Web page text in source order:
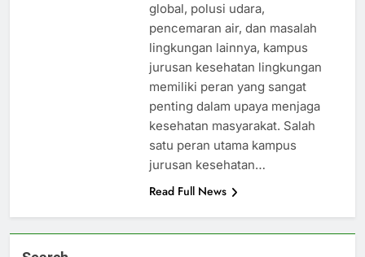
global, polusi udara,
pencemaran air, dan masalah
lingkungan lainnya, kampus
jurusan kesehatan lingkungan
memiliki peran yang sangat
penting dalam upaya menjaga
kesehatan masyarakat. Salah
satu peran utama kampus
jurusan kesehatan…
Read Full News